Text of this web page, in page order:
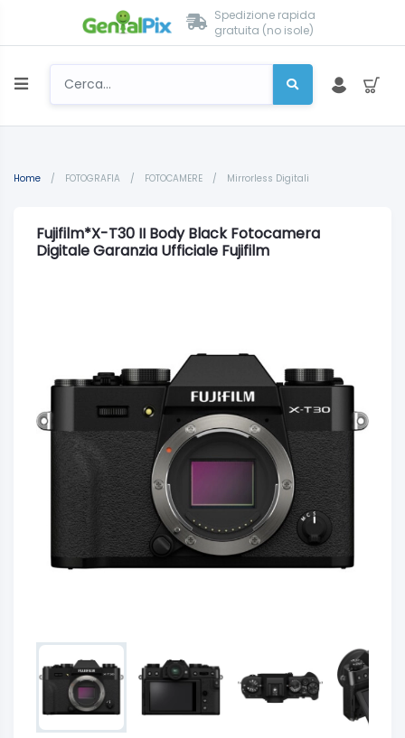
Spedizione rapida
gratuita (no isole)
Home / FOTOGRAFIA / FOTOCAMERE / Mirrorless Digitali
Fujifilm*X-T30 II Body Black Fotocamera
Digitale Garanzia Ufficiale Fujifilm